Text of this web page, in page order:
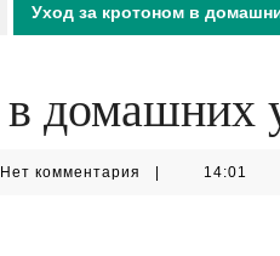
Уход за кротоном в
домашних
Нет комментария 14:01